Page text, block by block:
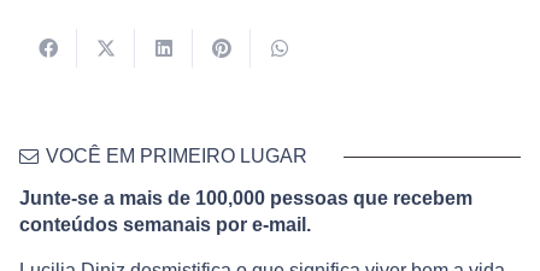
VOCÊ EM PRIMEIRO LUGAR
Junte-se a mais de 100,000 pessoas que recebem
conteúdos semanais por e-mail.